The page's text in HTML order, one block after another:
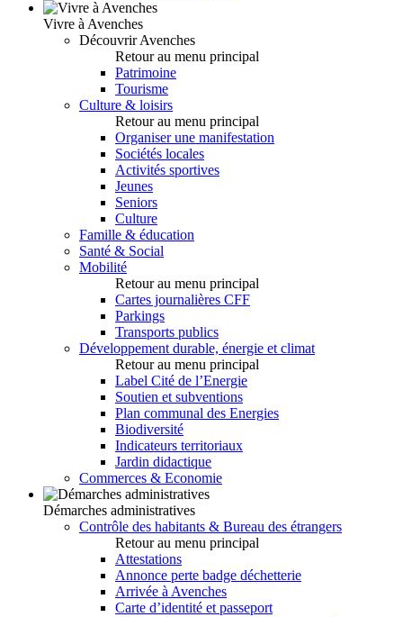
Vivre à Avenches
Découvrir Avenches
Retour au menu principal
Patrimoine
Tourisme
Culture & loisirs
Retour au menu principal
Organiser une manifestation
Sociétés locales
Activités sportives
Jeunes
Seniors
Culture
Famille & éducation
Santé & Social
Mobilité
Retour au menu principal
Cartes journalières CFF
Parkings
Transports publics
Développement durable, énergie et climat
Retour au menu principal
Label Cité de l’Energie
Soutien et subventions
Plan communal des Energies
Biodiversité
Indicateurs territoriaux
Jardin didactique
Commerces & Economie
Démarches administratives
Contrôle des habitants & Bureau des étrangers
Retour au menu principal
Attestations
Annonce perte badge déchetterie
Arrivée à Avenches
Carte d’identité et passeport